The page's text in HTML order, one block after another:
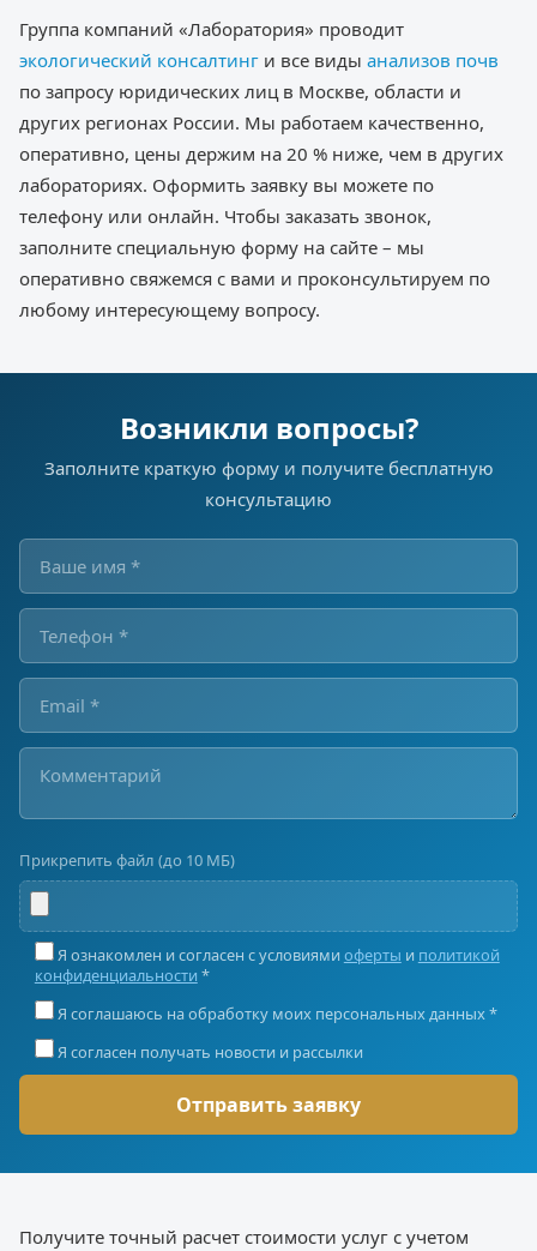
Группа компаний «Лаборатория» проводит
экологический консалтинг и все виды анализов почв
по запросу юридических лиц в Москве, области и
других регионах России. Мы работаем качественно,
оперативно, цены держим на 20 % ниже, чем в других
лабораториях. Оформить заявку вы можете по
телефону или онлайн. Чтобы заказать звонок,
заполните специальную форму на сайте – мы
оперативно свяжемся с вами и проконсультируем по
любому интересующему вопросу.
Возникли вопросы?
Заполните краткую форму и получите бесплатную
консультацию
Прикрепить файл (до 10 МБ)
Я ознакомлен и согласен с условиями оферты и политикой
конфиденциальности *
Я соглашаюсь на обработку моих персональных данных *
Я согласен получать новости и рассылки
Получите точный расчет стоимости услуг с учетом